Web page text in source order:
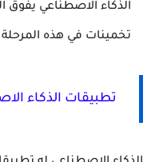
الذكاء الاصطناعي يفوق
تخمينات في هذه
تطبيقات الذكاء